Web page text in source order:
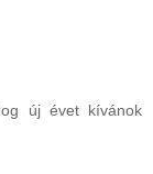
új évet kívánok